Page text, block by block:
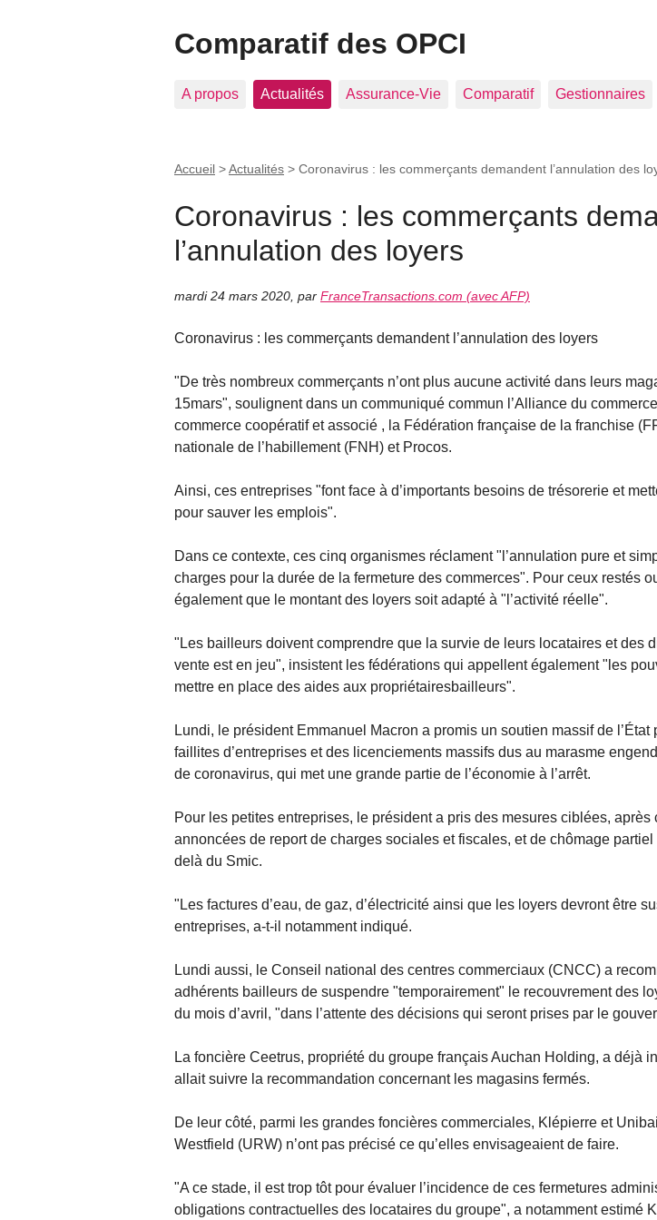
Comparatif des OPCI
A propos Actualités Assurance-Vie Comparatif Gestionnaires
Accueil >Actualités > Coronavirus : les commerçants demandent l’annulation des
Coronavirus : les commerçants
l’annulation des loyers
mardi 24 mars 2020 par FranceTransactions.com (avec AFP)
Coronavirus : les commerçants demandent l’annulation des loyers
"De très nombreux commerçants n’ont plus aucune activité dans leurs
15mars", soulignent dans un communiqué commun l’Alliance du
commerce coopératif et associé , la Fédération française de la franchise
nationale de l’habillement (FNH) et Procos.
Ainsi, ces entreprises "font face à d’importants besoins de trésorerie et
pour sauver les emplois".
Dans ce contexte, ces cinq organismes réclament "l’annulation pure et
charges pour la durée de la fermeture des commerces". Pour ceux restés
également que le montant des loyers soit adapté à "l’activité réelle".
"Les bailleurs doivent comprendre que la survie de leurs locataires et des
vente est en jeu", insistent les fédérations qui appellent également "les
mettre en place des aides aux propriétairesbailleurs".
Lundi, le président Emmanuel Macron a promis un soutien massif de l’État
faillites d’entreprises et des licenciements massifs dus au marasme
de coronavirus, qui met une grande partie de l’économie à l’arrêt.
Pour les petites entreprises, le président a pris des mesures ciblées, après
annoncées de report de charges sociales et fiscales, et de chômage
delà du Smic.
"Les factures d’eau, de gaz, d’électricité ainsi que les loyers devront être
entreprises, a-t-il notamment indiqué.
Lundi aussi, le Conseil national des centres commerciaux (CNCC) a
adhérents bailleurs de suspendre "temporairement" le recouvrement des
du mois d’avril, "dans l’attente des décisions qui seront prises par le
La foncière Ceetrus, propriété du groupe français Auchan Holding, a déjà
allait suivre la recommandation concernant les magasins fermés.
De leur côté, parmi les grandes foncières commerciales, Klépierre et
Westfield (URW) n’ont pas précisé ce qu’elles envisageaient de faire.
"A ce stade, il est trop tôt pour évaluer l’incidence de ces fermetures
obligations contractuelles des locataires du groupe", a notamment estimé